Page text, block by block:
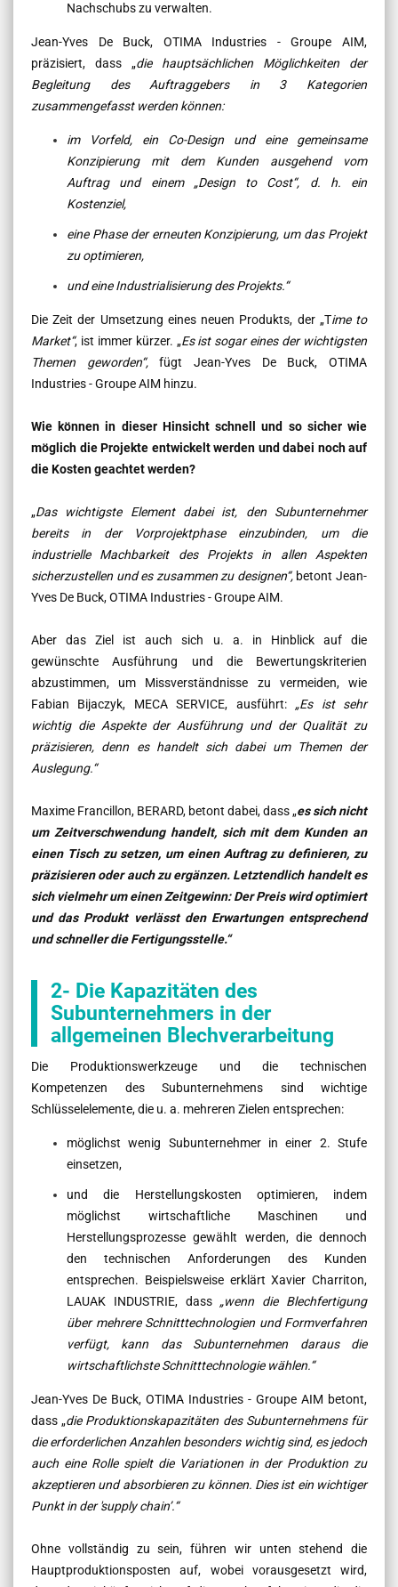
Nachschubs zu verwalten.
Jean-Yves De Buck, OTIMA Industries - Groupe AIM,
präzisiert, dass „die hauptsächlichen Möglichkeiten der
Begleitung des Auftraggebers in 3 Kategorien
zusammengefasst werden können:
im Vorfeld, ein Co-Design und eine gemeinsame
Konzipierung mit dem Kunden ausgehend vom
Auftrag und einem „Design to Cost“, d. h. ein
Kostenziel,
eine Phase der erneuten Konzipierung, um das Projekt
zu optimieren,
und eine Industrialisierung des Projekts.“
Die Zeit der Umsetzung eines neuen Produkts, der „Time to
Market“, ist immer kürzer. „Es ist sogar eines der wichtigsten
Themen geworden“,fügt Jean-Yves De Buck, OTIMA
Industries - Groupe AIM hinzu.
Wie können in dieser Hinsicht schnell und so sicher wie
möglich die Projekte entwickelt werden und dabei noch auf
die Kosten geachtet werden?
„Das wichtigste Element dabei ist, den Subunternehmer
bereits in der Vorprojektphase einzubinden, um die
industrielle Machbarkeit des Projekts in allen Aspekten
sicherzustellen und es zusammen zu designen“,betont Jean-
Yves De Buck, OTIMA Industries - Groupe AIM.
Aber das Ziel ist auch sich u. a. in Hinblick auf die
gewünschte Ausführung und die Bewertungskriterien
abzustimmen, um Missverständnisse zu vermeiden, wie
Fabian Bijaczyk, MECA SERVICE, ausführt: „Es ist sehr
wichtig die Aspekte der Ausführung und der Qualität zu
präzisieren, denn es handelt sich dabei um Themen der
Auslegung.“
Maxime Francillon, BERARD, betont dabei, dass „es sich nicht
um Zeitverschwendung handelt, sich mit dem Kunden an
einen Tisch zu setzen, um einen Auftrag zu definieren, zu
präzisieren oder auch zu ergänzen. Letztendlich handelt es
sich vielmehr um einen Zeitgewinn: Der Preis wird optimiert
und das Produkt verlässt den Erwartungen entsprechend
und schneller die Fertigungsstelle.“
2- Die Kapazitäten des
Subunternehmers in der
allgemeinen Blechverarbeitung
Die Produktionswerkzeuge und die technischen
Kompetenzen des Subunternehmens sind wichtige
Schlüsselelemente, die u. a. mehreren Zielen entsprechen:
möglichst wenig Subunternehmer in einer 2. Stufe
einsetzen,
und die Herstellungskosten optimieren, indem
möglichst wirtschaftliche Maschinen und
Herstellungsprozesse gewählt werden, die dennoch
den technischen Anforderungen des Kunden
entsprechen. Beispielsweise erklärtXavier Charriton,
LAUAK INDUSTRIE, dass „wenn die Blechfertigung
über mehrere Schnitttechnologien und Formverfahren
verfügt, kann das Subunternehmen daraus die
wirtschaftlichste Schnitttechnologie wählen.“
Jean-Yves De Buck, OTIMA Industries - Groupe AIM betont,
dass „die Produktionskapazitäten des Subunternehmens für
die erforderlichen Anzahlen besonders wichtig sind, es jedoch
auch eine Rolle spielt die Variationen in der Produktion zu
akzeptieren und absorbieren zu können. Dies ist ein wichtiger
Punkt in der 'supply chain’.“
Ohne vollständig zu sein, führen wir unten stehend die
Hauptproduktionsposten auf, wobei vorausgesetzt wird,